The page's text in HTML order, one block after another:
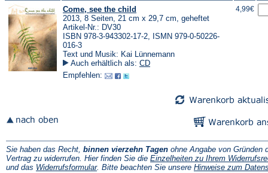
Come, see the child
2013, 8 Seiten, 21 cm x 29,7 cm, geheftet
Artikel-Nr.: DV30
ISBN 978-3-943302-17-2, ISMN 979-0-50226-
016-3
Text und Musik: Kai Lünnemann
Auch erhältlich als: CD
Empfehlen:
4,99€
Sie haben das Recht, binnen vierzehn Tagen ohne Angabe von Gründen
Vertrag zu widerrufen. Hier finden Sie die Einzelheiten zu Ihrem
und das Widerrufsformular(Öffnet
. Bitte beachten Sie unsere Hinweise zum